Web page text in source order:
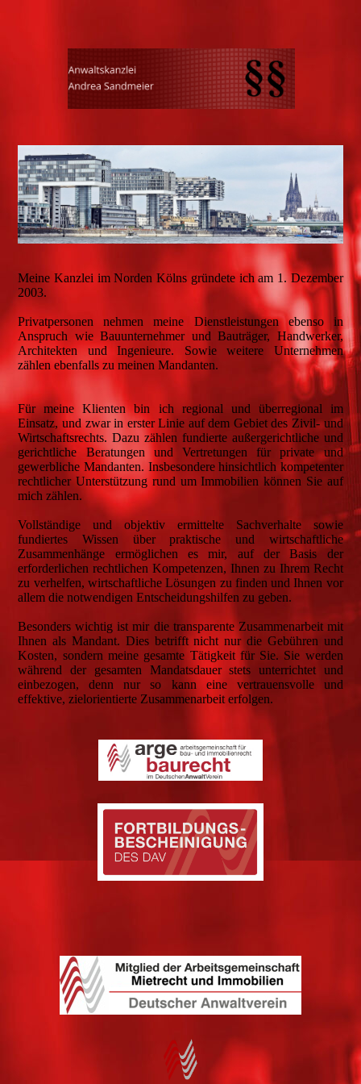
Meine Kanzlei im Norden Kölns gründete ich am 1. Dezember
2003.
Privatpersonen nehmen meine Dienstleistungen ebenso in
Anspruch wie Bauunternehmer und Bauträger, Handwerker,
Architekten und Ingenieure. Sowie weitere Unternehmen
zählen ebenfalls zu meinen Mandanten.
Für meine Klienten bin ich regional und überregional im
Einsatz, und zwar in erster Linie auf dem Gebiet des Zivil- und
Wirtschaftsrechts. Dazu zählen fundierte außergerichtliche und
gerichtliche Beratungen und Vertretungen für private und
gewerbliche Mandanten. Insbesondere hinsichtlich kompetenter
rechtlicher Unterstützung rund um Immobilien können Sie auf
mich zählen.
Vollständige und objektiv ermittelte Sachverhalte sowie
fundiertes Wissen über praktische und wirtschaftliche
Zusammenhänge ermöglichen es mir, auf der Basis der
erforderlichen rechtlichen Kompetenzen, Ihnen zu Ihrem Recht
zu verhelfen, wirtschaftliche Lösungen zu finden und Ihnen vor
allem die notwendigen Entscheidungshilfen zu geben.
Besonders wichtig ist mir die transparente Zusammenarbeit mit
Ihnen als Mandant. Dies betrifft nicht nur die Gebühren und
Kosten, sondern meine gesamte Tätigkeit für Sie. Sie werden
während der gesamten Mandatsdauer stets unterrichtet und
einbezogen, denn nur so kann eine vertrauensvolle und
effektive, zielorientierte Zusammenarbeit erfolgen.